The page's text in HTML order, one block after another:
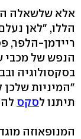
אלא שלשאלה
ריידמן-הלפר,
הנפש של מכבי
בסקסולוגיה
"המיניות
תיתנו לסקס
המנופאוזה